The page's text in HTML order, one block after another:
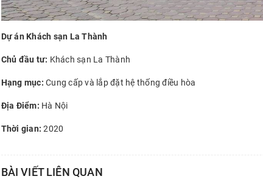
Dự án Khách sạn La Thành
Chủ đầu tư: Khách sạn La Thành
Hạng mục: Cung cấp và lắp đặt hệ thống điều hòa
Địa Điểm: Hà Nội
Thời gian: 2020
BÀI VIẾT LIÊN QUAN